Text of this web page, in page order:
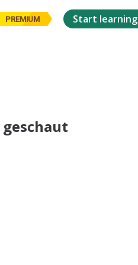
PREMIUM Start learning